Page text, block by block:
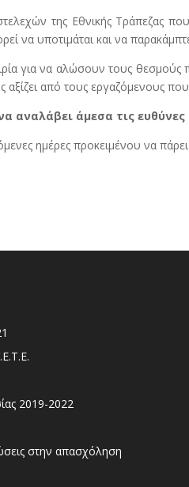
της Εθνικής Τράπεζας
να υποτιμάται και να
για να αλώσουν τους θεσμούς
από τους εργαζόμενους
αναλάβει άμεσα τις ευθύνες
ημέρες προκειμένου να
2019-2022
στην απασχόληση